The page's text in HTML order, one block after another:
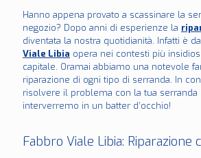
Hanno appena provato a scassinare la
negozio? Dopo anni di esperienze la
diventata la nostra quotidianità. Infatti è
Viale Libia opera nei contesti più
capitale. Oramai abbiamo una notevole
riparazione di ogni tipo di serranda. In
risolvere il problema con la tua serranda
interverremo in un batter d’occhio!
Fabbro Viale Libia: Riparazione